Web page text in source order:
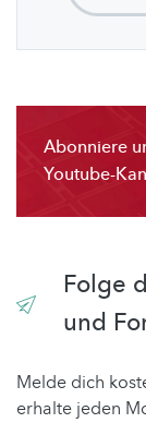
Abonniere
Youtube-
Folge
und
Melde dich
erhalte jeden